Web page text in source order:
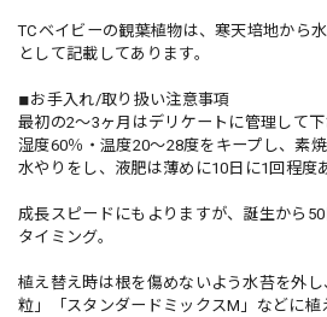
TCベイビーの観葉植物は、寒天培地から
として記載してあります。
◾︎お手入れ/取り扱い注意事項
最初の2～3ヶ月はデリケートに管理して下
湿度60％・温度20～28度をキープし、素
水やりをし、液肥は薄めに10日に1回程度
成長スピードにもよりますが、誕生から
タイミング。
植え替え時は根を傷めないよう水苔を外
粒」「スタンダードミックスМ」などに植